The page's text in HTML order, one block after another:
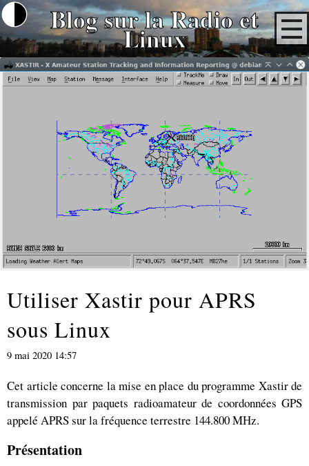
Blog sur la Radio et
Linux
Utiliser Xastir pour APRS
sous Linux
9 mai 2020 14:57
Cet article concerne la mise en place du programme Xastir de
transmission par paquets radioamateur de coordonnées GPS
appelé APRS sur la fréquence terrestre 144.800 MHz.
Présentation